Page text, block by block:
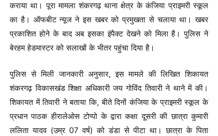
कराया था। पूरा मामला शंकरगढ़ थाना क्षेत्र के कंजिया प्राइमरी स्कूल
का है। ऑफबीट न्यूज ने इस खबर को प्रमुखता से चलाया था। खबर
प्रकाशित होने के बाद अब इसका इंपैक्ट देखने को मिला है। पुलिस ने
बेरहम हेडमास्टर को सलाखों के भीतर पहुंचा दिया है।
पुलिस से मिली जानकारी अनुसार, इस मामले की लिखित शिकायत
शंकरगढ़ विकासखंड शिक्षा अधिकारी जय गोविंद तिवारी ने थाने में की।
शिकायत में तिवारी ने बताया कि, बीते दिनों कंजिया के प्राइमरी स्कूल के
प्रधान पाठक हीरालेओस टोप्पो के द्वारा कक्षा दूसरी की छात्रा कुमारी
ललिता यादव (उम्र 07 वर्ष) को डंडा से पीटा था। छात्रा के पिता